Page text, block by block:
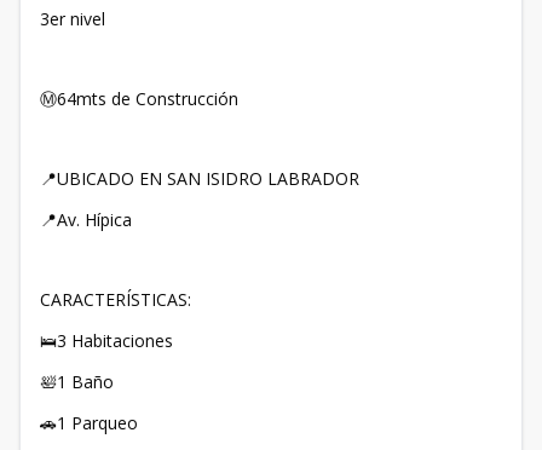
3er nivel
Ⓜ64mts de Construcción
📍UBICADO EN SAN ISIDRO LABRADOR
📍Av. Hípica
CARACTERÍSTICAS:
🛌3 Habitaciones
🛀1 Baño
🚗1 Parqueo